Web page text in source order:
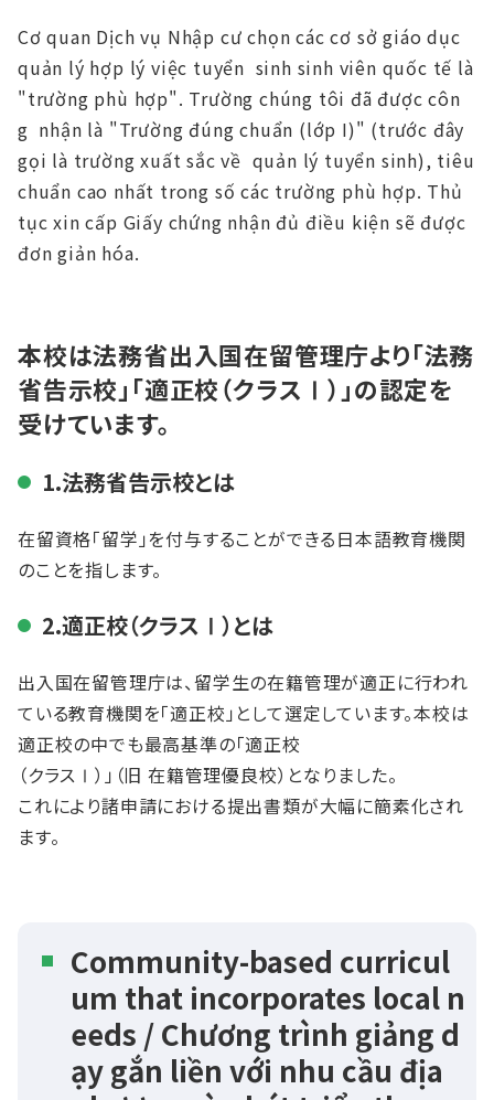
Cơ quan Dịch vụ Nhập cư chọn các cơ sở giáo dục
quản lý hợp lý việc tuyển sinh sinh viên quốc tế là
"trường phù hợp". Trường chúng tôi đã được côn
g nhận là "Trường đúng chuẩn (lớp I)" (trước đây
gọi là trường xuất sắc về quản lý tuyển sinh), tiêu
chuẩn cao nhất trong số các trường phù hợp. Thủ
tục xin cấp Giấy chứng nhận đủ điều kiện sẽ được
đơn giản hóa.
本校は法務省出入国在留管理庁より「法務
省告示校」「適正校（クラスⅠ）」の認定を
受けています。
1.法務省告示校とは
在留資格「留学」を付与することができる日本語教育機関
のことを指します。
2.適正校（クラスⅠ）とは
出入国在留管理庁は、留学生の在籍管理が適正に行われ
ている教育機関を「適正校」として選定しています。本校は
適正校の中でも最高基準の「適正校
（クラスⅠ）」（旧 在籍管理優良校）となりました。
これにより諸申請における提出書類が大幅に簡素化され
ます。
Community-based curricul
um that incorporates local n
eeds​ / Chương trình giảng d
ạy gắn liền với nhu cầu địa